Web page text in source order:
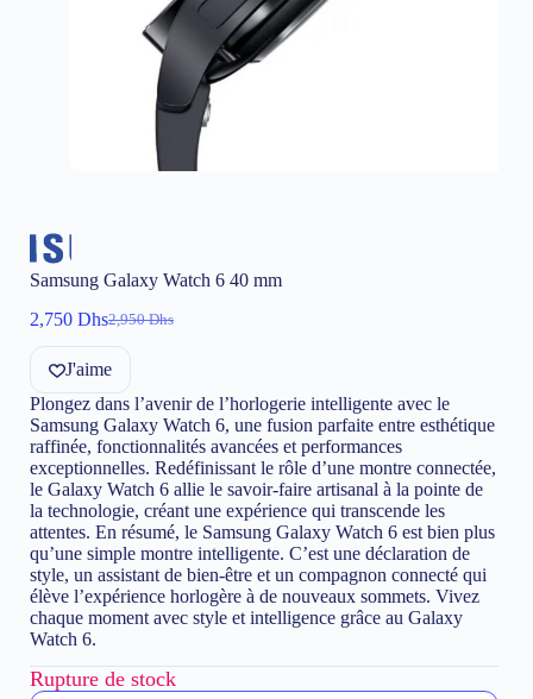
Samsung Galaxy Watch 6 40 mm
2,950Dhs
Le
prix
initial
était :
2,950 Dhs.
2,750 DhsLe
prix
actuel
est :
2,750 Dhs.
J'aime
Plongez dans l’avenir de l’horlogerie intelligente avec le
Samsung Galaxy Watch 6, une fusion parfaite entre esthétique
raffinée, fonctionnalités avancées et performances
exceptionnelles. Redéfinissant le rôle d’une montre connectée,
le Galaxy Watch 6 allie le savoir-faire artisanal à la pointe de
la technologie, créant une expérience qui transcende les
attentes. En résumé, le Samsung Galaxy Watch 6 est bien plus
qu’une simple montre intelligente. C’est une déclaration de
style, un assistant de bien-être et un compagnon connecté qui
élève l’expérience horlogère à de nouveaux sommets. Vivez
chaque moment avec style et intelligence grâce au Galaxy
Watch 6.
Rupture de stock